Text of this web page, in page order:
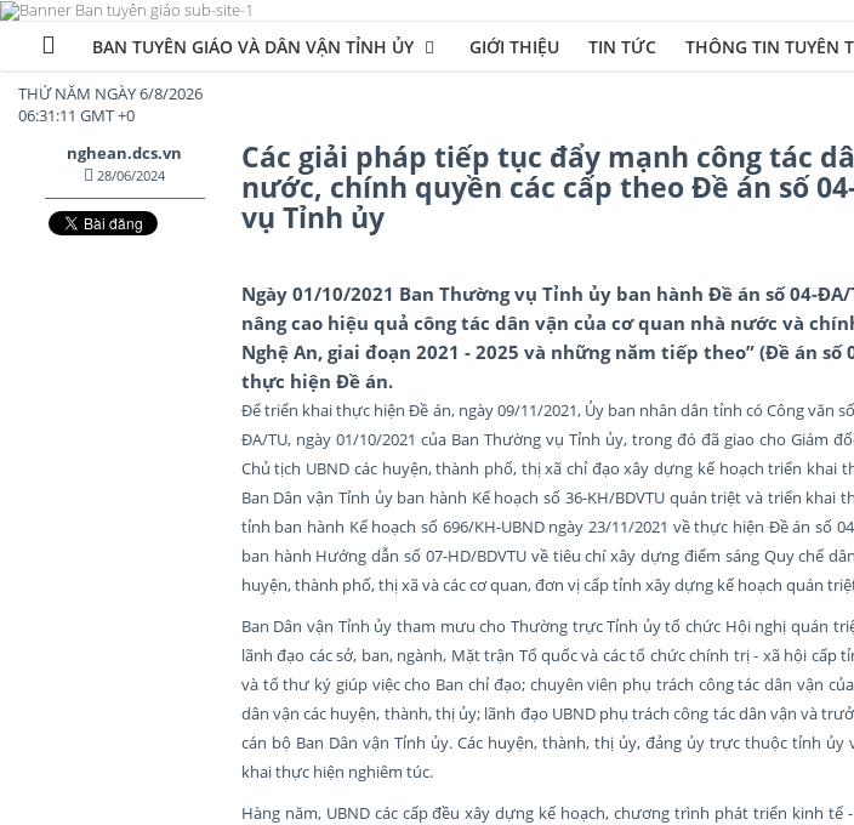
BAN TUYÊN GIÁO VÀ DÂN VẬN TỈNH ỦY GIỚI THIỆU TIN TỨC THÔNG TIN TUYÊN
THỨ NĂM NGÀY 6/8/2026
06:31:12 GMT +0
nghean.dcs.vn
28/06/2024 Các giải pháp tiếp tục đẩy mạnh công tác
nước, chính quyền các cấp theo Đề án số
vụ Tỉnh ủy
Ngày 01/10/2021 Ban Thường vụ Tỉnh ủy ban hành Đề án số 04-
nâng cao hiệu quả công tác dân vận của cơ quan nhà nước và
Nghệ An, giai đoạn 2021 - 2025 và những năm tiếp theo” (Đề án số
thực hiện Đề án.
Để triển khai thực hiện Đề án, ngày 09/11/2021, Ủy ban nhân dân tỉnh có Công văn
ĐA/TU, ngày 01/10/2021 của Ban Thường vụ Tỉnh ủy, trong đó đã giao cho Giám
Chủ tịch UBND các huyện, thành phố, thị xã chỉ đạo xây dựng kế hoạch triển khai
Ban Dân vận Tỉnh ủy ban hành Kế hoạch số 36-KH/BDVTU quán triệt và triển khai
tỉnh ban hành Kế hoạch số 696/KH-UBND ngày 23/11/2021 về thực hiện Đề án số
ban hành Hướng dẫn số 07-HD/BDVTU về tiêu chí xây dựng điểm sáng Quy chế
huyện, thành phố, thị xã và các cơ quan, đơn vị cấp tỉnh xây dựng kế hoạch quán
Ban Dân vận Tỉnh ủy tham mưu cho Thường trực Tỉnh ủy tổ chức Hội nghị quán
lãnh đạo các sở, ban, ngành, Mặt trận Tổ quốc và các tổ chức chính trị - xã hội cấp
và tổ thư ký giúp việc cho Ban chỉ đạo; chuyên viên phụ trách công tác dân vận
dân vận các huyện, thành, thị ủy; lãnh đạo UBND phụ trách công tác dân vận và
cán bộ Ban Dân vận Tỉnh ủy. Các huyện, thành, thị ủy, đảng ủy trực thuộc tỉnh
khai thực hiện nghiêm túc.
Hàng năm, UBND các cấp đều xây dựng kế hoạch, chương trình phát triển kinh